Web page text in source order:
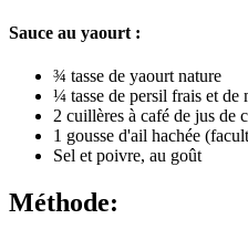
Sauce au yaourt :
¾ tasse de yaourt nature
¼ tasse de persil frais et de
2 cuillères à café de jus de
1 gousse d'ail hachée
Sel et poivre, au goût
Méthode: